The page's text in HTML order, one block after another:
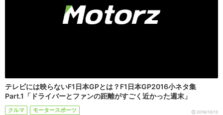
テレビには映らないF1日本GPとは？F1日本GP2016小ネタ集
Part.1「ドライバーとファンの距離がすごく近かった週末」
クルマ モータースポーツ 2016/10/13